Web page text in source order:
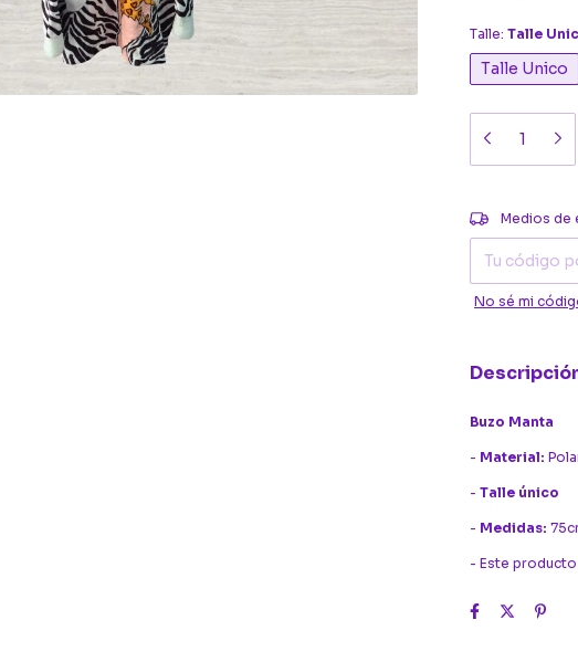
Talle: Talle
Talle Unico
Entregas para
Medios de
No sé mi
Buzo Manta
- Material:
- Talle único
- Medidas:
- Este